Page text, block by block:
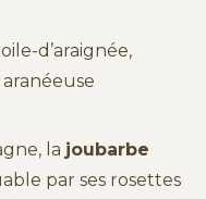
d’araignée,
la joubarbe
par ses rosettes